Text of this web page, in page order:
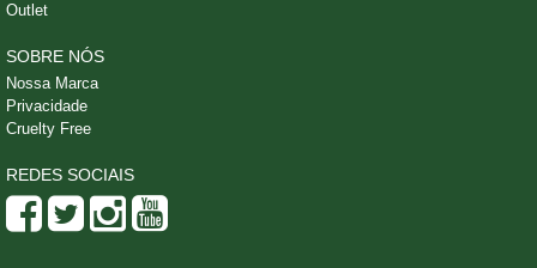
Outlet
SOBRE NÓS
Nossa Marca
Privacidade
Cruelty Free
REDES SOCIAIS